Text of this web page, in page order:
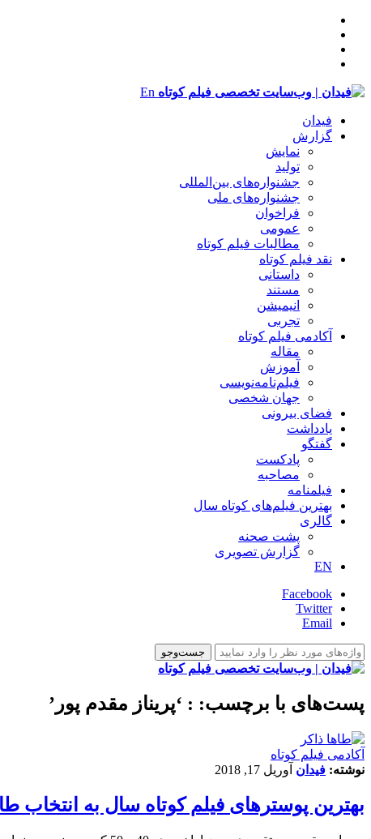
En
فیدان
گزارش
نمایش
تولید
‌‌جشنواره‌های بین‌المللی
جشنواره‌های ملی
فراخوان
عمومی
مطالبات فیلم کوتاه
نقد فیلم کوتاه
داستانی
مستند
انیمیشن
تجربی
آکادمی فیلم کوتاه
مقاله
آموزش
فیلم‌نامه‌نویسی
جهان شخصی
فضای بیرونی
یادداشت
گفتگو
پادکست
مصاحبه
فیلمنامه
بهترین فیلم‌های کوتاه سال
گالری
پشت صحنه
گزارش تصویری
EN
Facebook
Twitter
Email
پست‌های با برچسب: : ‘پریناز مقدم پور’
آکادمی فیلم کوتاه
نوشته: فیدان آوریل 17, 2018
بهترین پوسترهای فیلم کوتاه سال به انتخاب